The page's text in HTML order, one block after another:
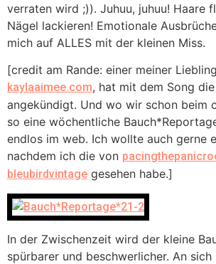
verraten wird ;)). Juhuu, juhuu! Haare
Nägel lackieren! Emotionale
mich auf ALLES mit der kleinen Miss.
[credit am Rande: einer meiner
kaylaaimee.com, hat mit dem Song
angekündigt. Und wo wir schon beim
so eine wöchentliche
endlos im web. Ich wollte auch gerne
nachdem ich die von
bleubirdvintage gesehen habe.]
In der Zwischenzeit wird der kleine
spürbarer und beschwerlicher. An